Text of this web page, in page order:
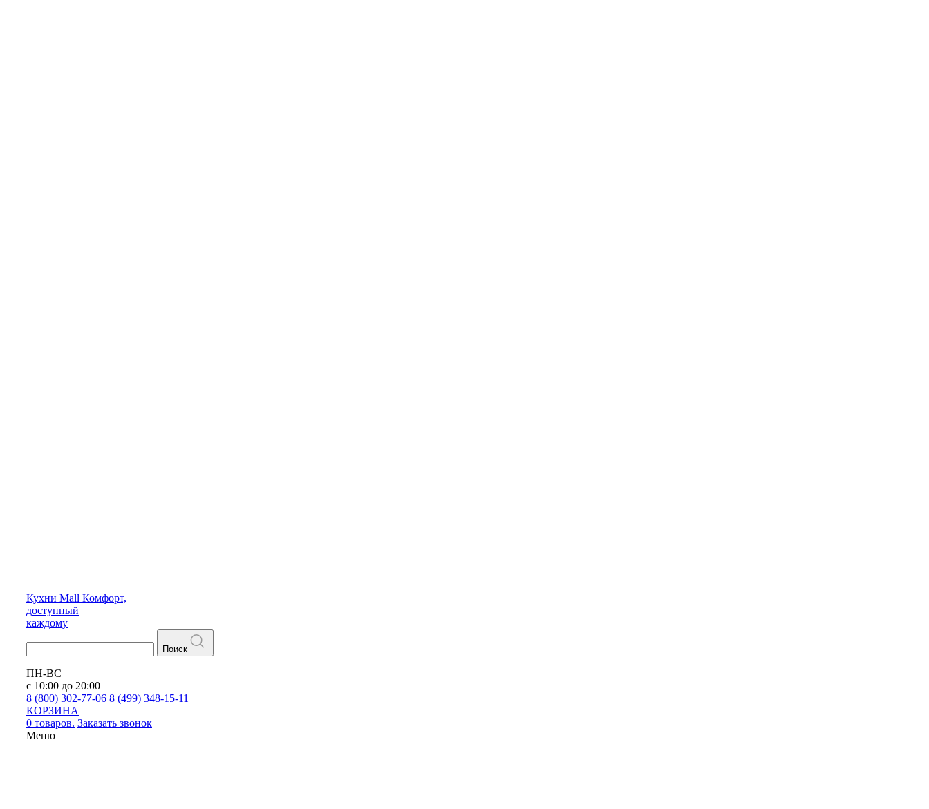
Кухни Mall Комфорт,
доступный
каждому
Поиск
ПН-ВС
с 10:00 до 20:00
8 (800) 302-77-06 8 (499) 348-15-11
КОРЗИНА
0 товаров. Заказать звонок
Меню